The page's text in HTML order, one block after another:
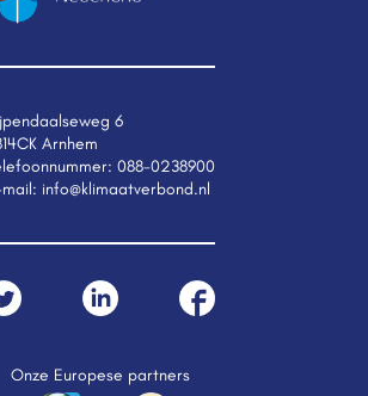
6
Arnhem
088-0238900
info@klimaatverbond.nl
Onze Europese partners